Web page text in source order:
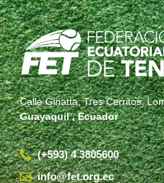
Calle Ginatta, Tres Cerritos,
Guayaquil , Ecuador
(+593) 4 3805600
info@fet.org.ec